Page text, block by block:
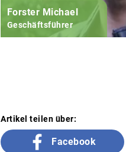
Forster Michael
Geschäftsführer
Artikel teilen über:
Facebook